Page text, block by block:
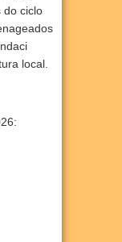
do ciclo
local.